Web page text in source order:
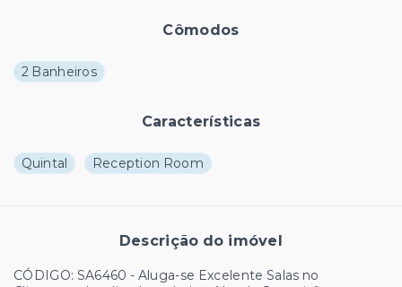
Cômodos
2 Banheiros
Características
Quintal Reception Room
Descrição do imóvel
CÓDIGO: SA6460 - Aluga-se Excelente Salas no